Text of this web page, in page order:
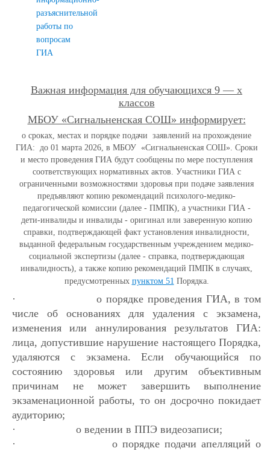
разъяснительной
работы по
вопросам
ГИА
Важная информация для обучающихся 9 — х
классов
МБОУ «Сигнальненская СОШ» информирует:
о сроках, местах и порядке подачи заявлений на прохождение
ГИА: до 01 марта 2026, в МБОУ «Сигнальненская СОШ». Сроки
и место проведения ГИА будут сообщены по мере поступления
соответствующих нормативных актов. Участники ГИА с
ограниченными возможностями здоровья при подаче заявления
предъявляют копию рекомендаций психолого-медико-
педагогической комиссии (далее - ПМПК), а участники ГИА -
дети-инвалиды и инвалиды - оригинал или заверенную копию
справки, подтверждающей факт установления инвалидности,
выданной федеральным государственным учреждением медико-
социальной экспертизы (далее - справка, подтверждающая
инвалидность), а также копию рекомендаций ПМПК в случаях,
предусмотренных пунктом 51 Порядка.
·
о порядке проведения ГИА, в том
числе об основаниях для удаления с экзамена,
изменения или аннулирования результатов ГИА:
лица, допустившие нарушение настоящего Порядка,
удаляются с экзамена. Если обучающийся по
состоянию здоровья или другим объективным
причинам не может завершить выполнение
экзаменационной работы, то он досрочно покидает
аудиторию;
·
о ведении в ППЭ видеозаписи;
·
о порядке подачи апелляций о